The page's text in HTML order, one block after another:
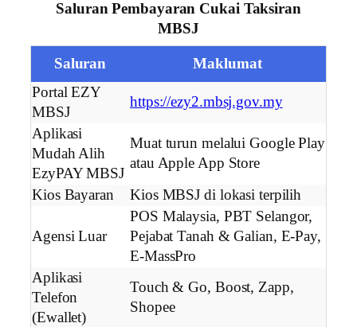
Saluran Pembayaran Cukai Taksiran
MBSJ
Saluran
Maklumat
Portal EZY
MBSJ
https://ezy2.mbsj.gov.my
Aplikasi
Mudah Alih
EzyPAY MBSJ
Muat turun melalui Google Play
atau Apple App Store
Kios Bayaran
Kios MBSJ di lokasi terpilih
Agensi Luar
POS Malaysia, PBT Selangor,
Pejabat Tanah & Galian, E-Pay,
E-MassPro
Aplikasi
Telefon
(Ewallet)
Touch & Go, Boost, Zapp,
Shopee